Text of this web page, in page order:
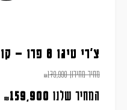
צ'רי טיגו 8 פרו – קומפורט בנזין – 2026
מחיר מחירון ₪179,990
המחיר שלנו ₪159,900